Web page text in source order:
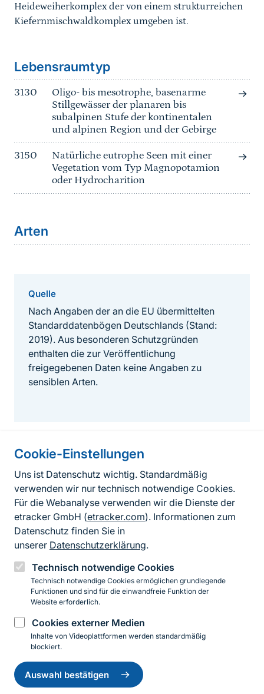
Cookie-Einstellungen
Uns ist Datenschutz wichtig. Standardmäßig
verwenden wir nur technisch notwendige Cookies.
Für die Webanalyse verwenden wir die Dienste der
etracker GmbH (etracker.com). Informationen zum
Datenschutz finden Sie in
unserer Datenschutzerklärung.
Technisch notwendige Cookies
Technisch notwendige Cookies ermöglichen grundlegende
Funktionen und sind für die einwandfreie Funktion der
Website erforderlich.
Cookies externer Medien
Inhalte von Videoplattformen werden standardmäßig
blockiert.
Auswahl bestätigen
Einwilligung
zurückziehen
Heideweiherkomplex der von einem strukturreichen
Kiefernmischwaldkomplex umgeben ist.
Lebensraumtyp
3130
Oligo- bis mesotrophe, basenarme
Stillgewässer der planaren bis
subalpinen Stufe der kontinentalen
und alpinen Region und der Gebirge
3150
Natürliche eutrophe Seen mit einer
Vegetation vom Typ Magnopotamion
oder Hydrocharition
Arten
Quelle
Nach Angaben der an die EU übermittelten
Standarddatenbögen Deutschlands (Stand:
2019). Aus besonderen Schutzgründen
enthalten die zur Veröffentlichung
freigegebenen Daten keine Angaben zu
sensiblen Arten.
Informationen zur Seite
FußzeileKontakt zum BfN
Kontaktformular
Erklärung zur Barrierefreiheit
Impressum
Datenschutz
InstagramFacebookYouTubeLinkedIn
© 2026 Bundesamt für Naturschutz